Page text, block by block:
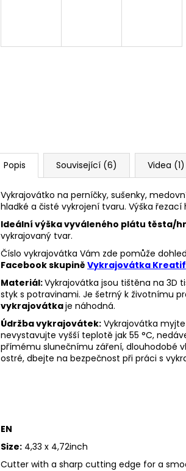
Popis Související (6) Videa (1)
Vykrajovátko na perníčky, sušenky,
hladké a čisté vykrojení tvaru. Výška řezací
Ideální výška vyváleného plátu těsta/
vykrajovaný tvar.
Číslo vykrajovátka Vám zde pomůže
Facebook skupině Vykrajovátka Kreatif
Materiál:Vykrajovátka jsou tištěna na 3D
styk s potravinami. Je šetrný k životnímu
vykrajovátkaje náhodná.
Údržba vykrajovátek: Vykrajovátka
nevystavujte vyšší teplotě jak 55 °C,
přímému slunečnímu záření, dlouhodobé
ostré, dbejte na bezpečnost při práci s
EN
Size: 4,33 x 4,72inch
Cutter with a sharp cutting edge for a